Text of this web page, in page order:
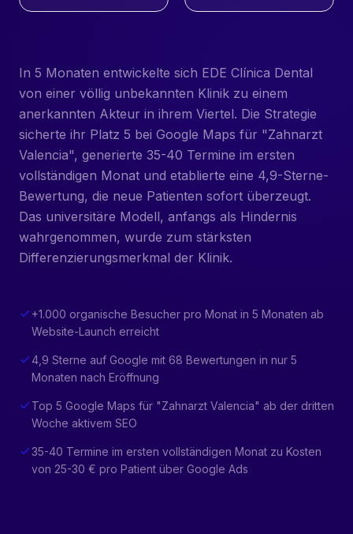
In 5 Monaten entwickelte sich EDE Clínica Dental
von einer völlig unbekannten Klinik zu einem
anerkannten Akteur in ihrem Viertel. Die Strategie
sicherte ihr Platz 5 bei Google Maps für "Zahnarzt
Valencia", generierte 35-40 Termine im ersten
vollständigen Monat und etablierte eine 4,9-Sterne-
Bewertung, die neue Patienten sofort überzeugt.
Das universitäre Modell, anfangs als Hindernis
wahrgenommen, wurde zum stärksten
Differenzierungsmerkmal der Klinik.
+1.000 organische Besucher pro Monat in 5 Monaten ab
Website-Launch erreicht
4,9 Sterne auf Google mit 68 Bewertungen in nur 5
Monaten nach Eröffnung
Top 5 Google Maps für "Zahnarzt Valencia" ab der dritten
Woche aktivem SEO
35-40 Termine im ersten vollständigen Monat zu Kosten
von 25-30 € pro Patient über Google Ads